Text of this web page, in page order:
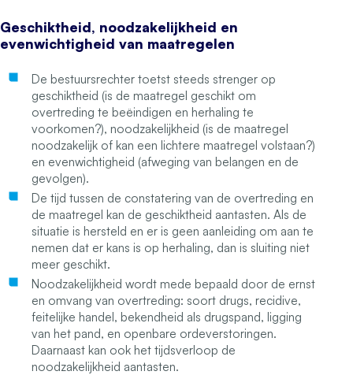
Geschiktheid, noodzakelijkheid en
evenwichtigheid van maatregelen
De bestuursrechter toetst steeds strenger op
geschiktheid (is de maatregel geschikt om
overtreding te beëindigen en herhaling te
voorkomen?), noodzakelijkheid (is de maatregel
noodzakelijk of kan een lichtere maatregel volstaan?)
en evenwichtigheid (afweging van belangen en de
gevolgen).
De tijd tussen de constatering van de overtreding en
de maatregel kan de geschiktheid aantasten. Als de
situatie is hersteld en er is geen aanleiding om aan te
nemen dat er kans is op herhaling, dan is sluiting niet
meer geschikt.
Noodzakelijkheid wordt mede bepaald door de ernst
en omvang van overtreding: soort drugs, recidive,
feitelijke handel, bekendheid als drugspand, ligging
van het pand, en openbare ordeverstoringen.
Daarnaast kan ook het tijdsverloop de
noodzakelijkheid aantasten.